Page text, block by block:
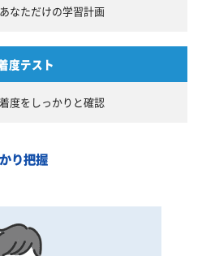
なただけの学習計画
度テスト
度を しっかりと確認
り把握